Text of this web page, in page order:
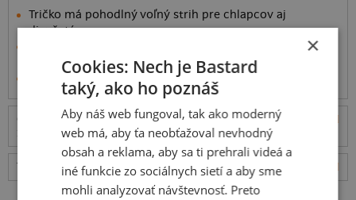
Tričko má pohodlný voľný strih pre chlapcov aj
dievčatá.
s úpravou proti zrážaniu so
strednou gramážou látky (150 g/m²).
Odošlemev pondelok 10.8.,doručímevo stredu
Tabuľka veľkostí: Akú vybrať?
×
Cookies: Nech je Bastard
taký, ako ho poznáš
Aby náš web fungoval, tak ako moderný
web má, aby ťa neobťažoval nevhodný
obsah a reklama, aby sa ti prehrali videá a
iné funkcie zo sociálnych sietí a aby sme
mohli analyzovať návštevnosť. Preto